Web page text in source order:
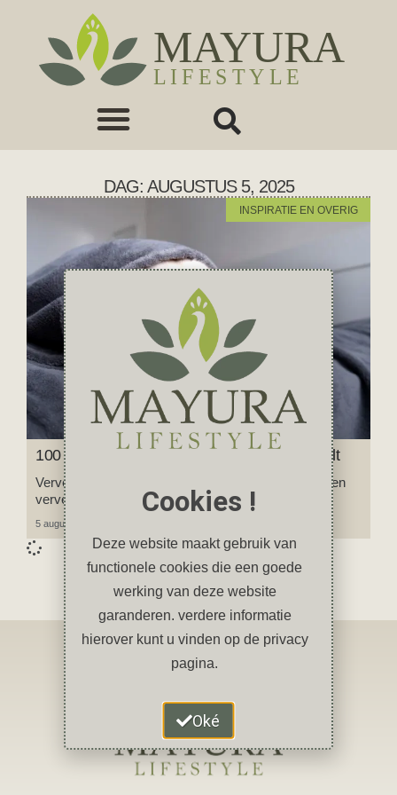
DAG: AUGUSTUS 5, 2025
INSPIRATIE EN OVERIG
100 leuke dingen om te doen als je je verveelt
Verveel je je? In deze blog vind je 100 leuke tips tegen
verveling!
5 augustus 2025
Cookies !
Deze website maakt gebruik van
functionele cookies die een goede
werking van deze website
garanderen. verdere informatie
hierover kunt u vinden op de privacy
pagina.
Oké